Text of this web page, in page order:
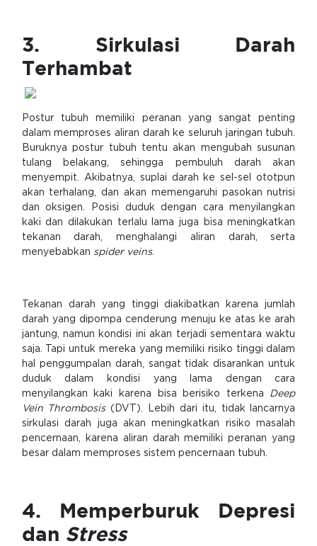
3. Sirkulasi Darah
Terhambat
Postur tubuh memiliki peranan yang sangat penting
dalam memproses aliran darah ke seluruh jaringan tubuh.
Buruknya postur tubuh tentu akan mengubah susunan
tulang belakang, sehingga pembuluh darah akan
menyempit. Akibatnya, suplai darah ke sel-sel ototpun
akan terhalang, dan akan memengaruhi pasokan nutrisi
dan oksigen. Posisi duduk dengan cara menyilangkan
kaki dan dilakukan terlalu lama juga bisa meningkatkan
tekanan darah, menghalangi aliran darah, serta
menyebabkan spider veins.
Tekanan darah yang tinggi diakibatkan karena jumlah
darah yang dipompa cenderung menuju ke atas ke arah
jantung, namun kondisi ini akan terjadi sementara waktu
saja. Tapi untuk mereka yang memiliki risiko tinggi dalam
hal penggumpalan darah, sangat tidak disarankan untuk
duduk dalam kondisi yang lama dengan cara
menyilangkan kaki karena bisa berisiko terkena Deep
Vein Thrombosis(DVT). Lebih dari itu, tidak lancarnya
sirkulasi darah juga akan meningkatkan risiko masalah
pencernaan, karena aliran darah memiliki peranan yang
besar dalam memproses sistem pencernaan tubuh.
4. Memperburuk Depresi
dan Stress